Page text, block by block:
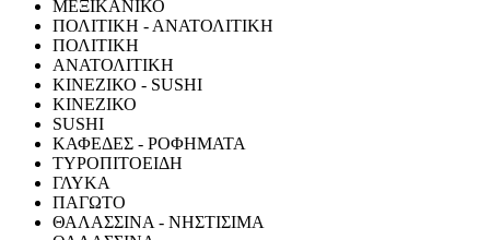
ΜΕΞΙΚΑΝΙΚΟ
ΠΟΛΙΤΙΚΗ - ΑΝΑΤΟΛΙΤΙΚΗ
ΠΟΛΙΤΙΚΗ
ΑΝΑΤΟΛΙΤΙΚΗ
ΚΙΝΕΖΙΚΟ - SUSHI
ΚΙΝΕΖΙΚΟ
SUSHI
ΚΑΦΕΔΕΣ - ΡΟΦΗΜΑΤΑ
ΤΥΡΟΠΙΤΟΕΙΔΗ
ΓΛΥΚΑ
ΠΑΓΩΤΟ
ΘΑΛΑΣΣΙΝΑ - ΝΗΣΤΙΣΙΜΑ